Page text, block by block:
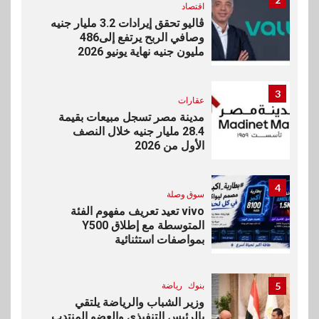
اقتصاد
ڤاليو تحقق إيرادات 3.2 مليار جنيه
وصافي الربح يرتفع إلى486
مليون جنيه نهاية يونيو 2026
3
عقارات
مدينة مصر تسجل مبيعات بقيمة
28.4 مليار جنيه خلال النصف
الأول من 2026
4
سوق وصلة
vivo تعيد تعريف مفهوم الفئة
المتوسطة مع إطلاق Y500
بمواصفات استثنائية
5 بنوك رياضة
وزير الشباب والرياضة يلتقي